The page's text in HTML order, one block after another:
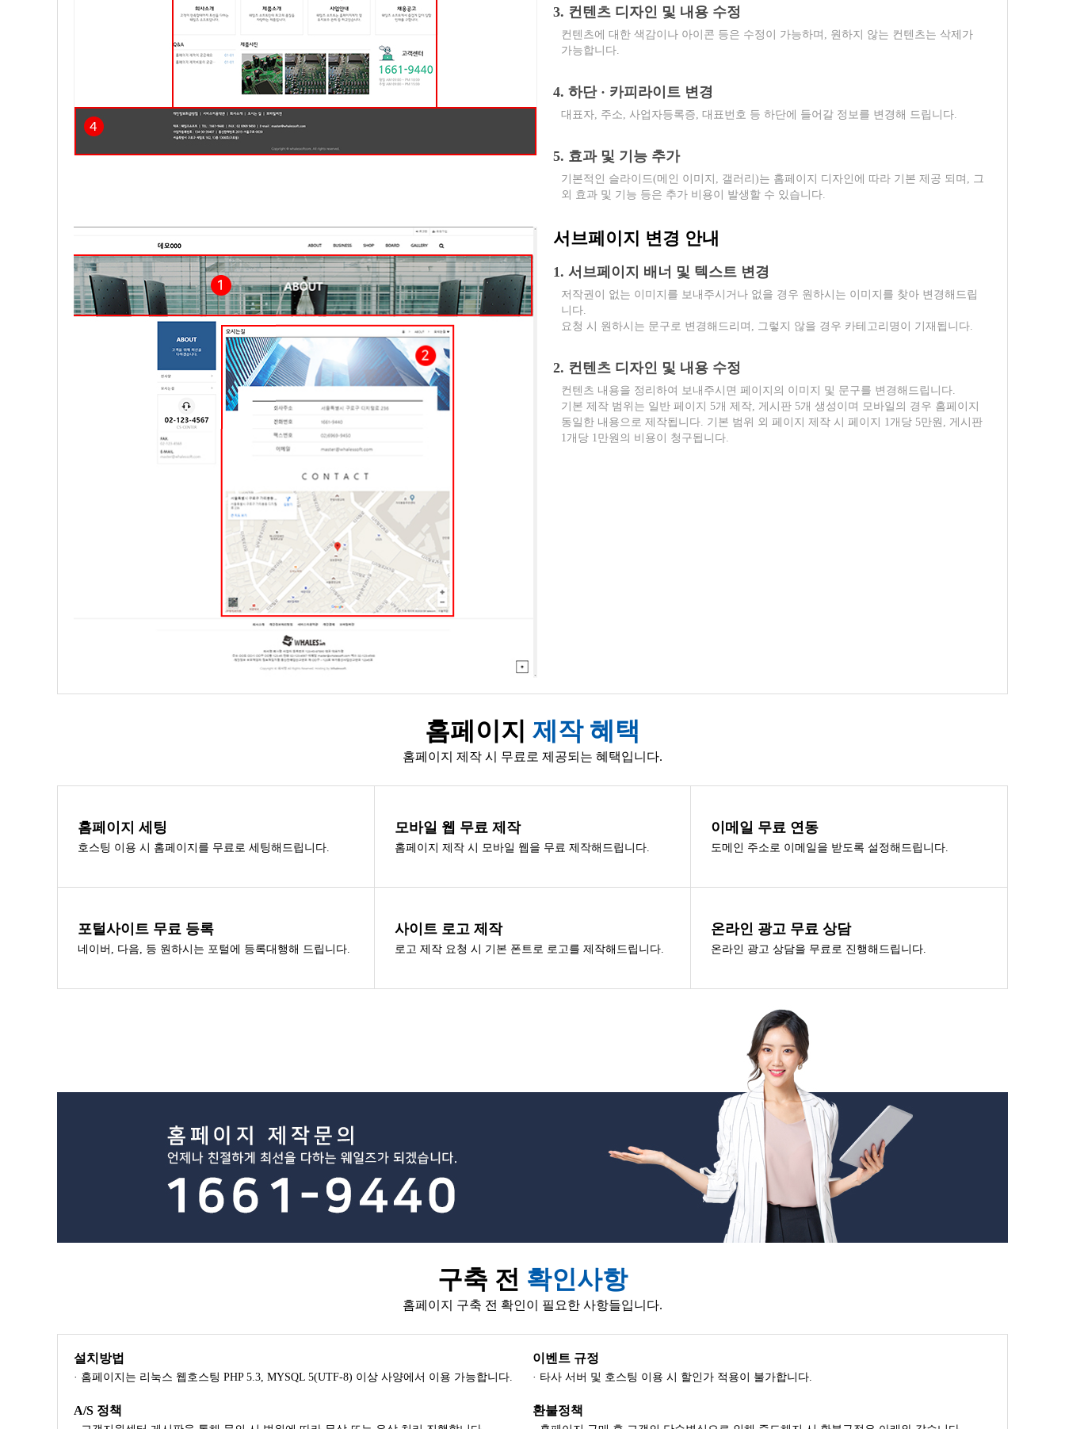
3. 컨텐츠 디자인 및 내용 수정
컨텐츠에 대한 색감이나 아이콘 등은 수정이 가능하며, 원하지 않는 컨텐츠는 삭제가
가능합니다.
4. 하단 · 카피라이트 변경
대표자, 주소, 사업자등록증, 대표번호 등 하단에 들어갈 정보를 변경해 드립니다.
5. 효과 및 기능 추가
기본적인 슬라이드(메인 이미지, 갤러리)는 홈페이지 디자인에 따라 기본 제공 되며, 그
외 효과 및 기능 등은 추가 비용이 발생할 수 있습니다.
서브페이지 변경 안내
1. 서브페이지 배너 및 텍스트 변경
저작권이 없는 이미지를 보내주시거나 없을 경우 원하시는 이미지를 찾아 변경해드립
니다.
요청 시 원하시는 문구로 변경해드리며, 그렇지 않을 경우 카테고리명이 기재됩니다.
2. 컨텐츠 디자인 및 내용 수정
컨텐츠 내용을 정리하여 보내주시면 페이지의 이미지 및 문구를 변경해드립니다.
기본 제작 범위는 일반 페이지 5개 제작, 게시판 5개 생성이며 모바일의 경우 홈페이지
동일한 내용으로 제작됩니다. 기본 범위 외 페이지 제작 시 페이지 1개당 5만원, 게시판
1개당 1만원의 비용이 청구됩니다.
홈페이지 제작 혜택
홈페이지 제작 시 무료로 제공되는 혜택입니다.
홈페이지 세팅
호스팅 이용 시 홈페이지를 무료로 세팅해드립니다.
모바일 웹 무료 제작
홈페이지 제작 시 모바일 웹을 무료 제작해드립니다.
이메일 무료 연동
도메인 주소로 이메일을 받도록 설정해드립니다.
포털사이트 무료 등록
네이버, 다음, 등 원하시는 포털에 등록대행해 드립니다.
사이트 로고 제작
로고 제작 요청 시 기본 폰트로 로고를 제작해드립니다.
온라인 광고 무료 상담
온라인 광고 상담을 무료로 진행해드립니다.
구축 전 확인사항
홈페이지 구축 전 확인이 필요한 사항들입니다.
설치방법
· 홈페이지는 리눅스 웹호스팅 PHP 5.3, MYSQL 5(UTF-8) 이상 사양에서 이용 가능합니다.
이벤트 규정
· 타사 서버 및 호스팅 이용 시 할인가 적용이 불가합니다.
A/S 정책 환불정책